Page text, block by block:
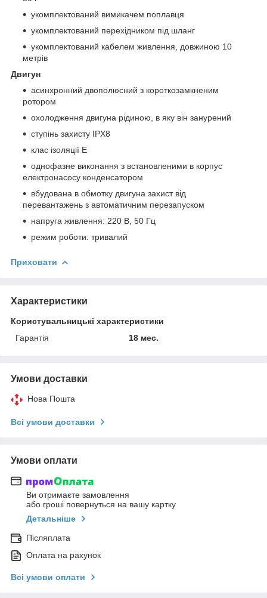
укомплектований вимикачем поплавця
укомплектований перехідником під шланг
укомплектований кабелем живлення, довжиною 10
метрів
Двигун
асинхронний двополюсний з короткозамкненим
ротором
охолодження двигуна рідиною, в яку він занурений
ступінь захисту IPX8
клас ізоляції Е
однофазне виконання з встановленими в корпус
електронасосу конденсатором
вбудована в обмотку двигуна захист від
перевантажень з автоматичним перезапуском
напруга живлення: 220 В, 50 Гц
режим роботи: тривалий
Приховати
Характеристики
Користувальницькі характеристики
Гарантія
18 мес.
Умови доставки
Нова Пошта
Всі умови доставки
Умови оплати
Ви отримаєте замовлення
або гроші повернуться на вашу картку
Детальніше
Післяплата
Оплата на рахунок
Всі умови оплати